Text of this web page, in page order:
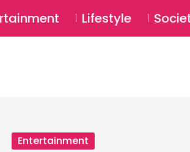
Lifestyle
Entertainment